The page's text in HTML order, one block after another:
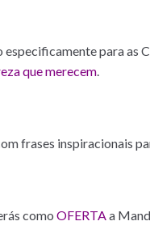
para as
que merecem.
frases inspiracionais
comoOFERTAa